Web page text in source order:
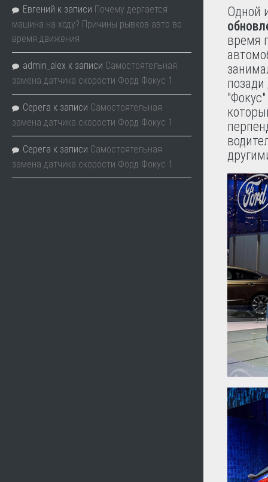
Одной
время
Евгений к записи Почему дергается
машина на ходу? Причины рывков авто во
время движения
admin_alex к записи Самостоятельная
замена датчика скорости Форд Фокус 1
Серега к записи Самостоятельная
замена датчика скорости Форд Фокус 1
Серега к записи Самостоятельная
замена датчика скорости Форд Фокус 1